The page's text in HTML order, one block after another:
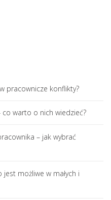
pracownicze konflikty?
warto o nich wiedzieć?
– jak wybrać
jest możliwe w małych i